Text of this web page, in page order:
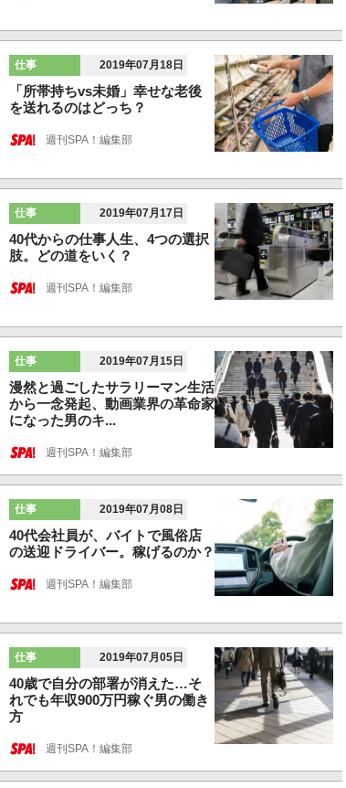
仕事 2019年07月18日
「所帯持ちvs未婚」幸せな老後
を送れるのはどっち？
週刊SPA！編集部
仕事 2019年07月17日
40代からの仕事人生、4つの選択
肢。どの道をいく？
週刊SPA！編集部
仕事 2019年07月15日
漫然と過ごしたサラリーマン生活
から一念発起、動画業界の革命家
になった男のキ...
週刊SPA！編集部
仕事 2019年07月08日
40代会社員が、バイトで風俗店
の送迎ドライバー。稼げるのか？
週刊SPA！編集部
仕事 2019年07月05日
40歳で自分の部署が消えた…そ
れでも年収900万円稼ぐ男の働き
方
週刊SPA！編集部